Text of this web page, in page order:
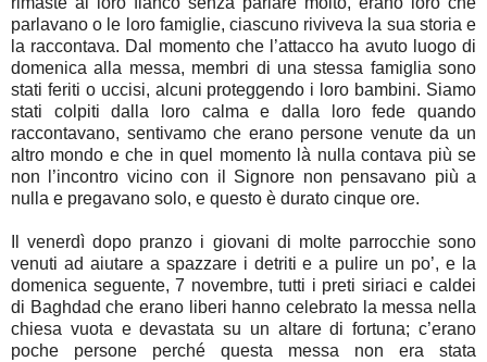
parlavano o le loro famiglie, ciascuno riviveva la sua storia e
la raccontava. Dal momento che l’attacco ha avuto luogo di
domenica alla messa, membri di una stessa famiglia sono
stati feriti o uccisi, alcuni proteggendo i loro bambini. Siamo
stati colpiti dalla loro calma e dalla loro fede quando
raccontavano, sentivamo che erano persone venute da un
altro mondo e che in quel momento là nulla contava più se
non l’incontro vicino con il Signore non pensavano più a
nulla e pregavano solo, e questo è durato cinque ore.
Il venerdì dopo pranzo i giovani di molte parrocchie sono
venuti ad aiutare a spazzare i detriti e a pulire un po’, e la
domenica seguente, 7 novembre, tutti i preti siriaci e caldei
di Baghdad che erano liberi hanno celebrato la messa nella
chiesa vuota e devastata su un altare di fortuna; c’erano
poche persone perché questa messa non era stata